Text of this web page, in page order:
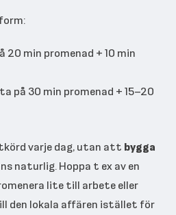
20 min promenad + 10 min
på 30 min promenad + 15–20
varje dag, utan att bygga
naturlig. Hoppa t ex av en
lite till arbete eller
den lokala affären istället för